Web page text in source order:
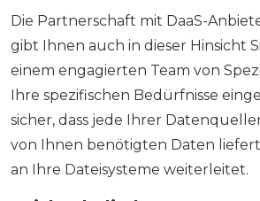
Die Partnerschaft mit DaaS-
gibt Ihnen auch in dieser Hinsicht
einem engagierten Team von
Ihre spezifischen Bedürfnisse
sicher, dass jede Ihrer
von Ihnen benötigten Daten
an Ihre Dateisysteme weiterleitet.